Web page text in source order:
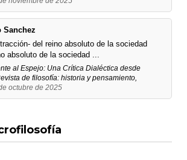
Sanchez
del reino absoluto de la sociedad
absoluto de la sociedad ...
al Espejo: Una Crítica Dialéctica desde
de filosofía: historia y pensamiento,
octubre de 2025